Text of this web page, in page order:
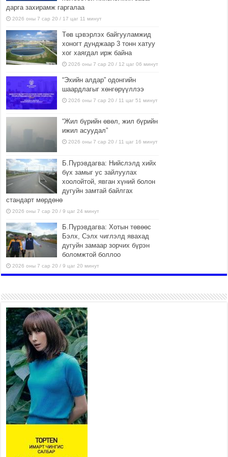
дарга захирамж гаргалаа
2026 оны 7 сар 20 / 17 цаг 11 минут
Төв цэвэрлэх байгууламжид
хоногт дунджаар 3 тонн хатуу
хог хаягдал ирж байна
2026 оны 7 сар 20 / 12 цаг 06 минут
“Эхийн алдар” одонгийн
шаардлагыг хөнгөрүүллээ
2026 оны 7 сар 20 / 11 цаг 51 минут
“Жил бүрийн өвөл, жил бүрийн
ижил асуудал”
2026 оны 7 сар 20 / 11 цаг 16 минут
Б.Пүрэвдагва: Нийслэлд хийх
бүх замыг ус зайлуулах
хоолойтой, явган хүний болон
дугуйн замтай байлгах
стандарт мөрдөнө
2026 оны 7 сар 20 / 9 цаг 24 минут
Б.Пүрэвдагва: Хотын төвөөс
Бэлх, Сэлх чиглэлд явахад
дугуйн замаар зорчих бүрэн
боломжтой боллоо
2026 оны 7 сар 20 / 9 цаг 20 минут
шугам хоолойн ажил 80
хувьтай үргэлжилж байна
2026 оны 7 сар 20 / 9 цаг 14 минут
Усархаг аадар бороо орж
байгаа тул аюулгүй байдлаа
хангаж, үер усны аюулаас
сэрэмжлэхийг нийслэлийн
Онцгой байдлын газраас анхааруулж байна
2026 оны 7 сар 20 / 9 цаг 09 минут
311 алба хаагч, 119 техник хэрэгсэлтэй ажиллаж
үер усны аюул, болзошгүй эрсдэлээс сэргийлж
байна
Аяллаа зөв төлөвлөхийг иргэдэд зөвлөж байна